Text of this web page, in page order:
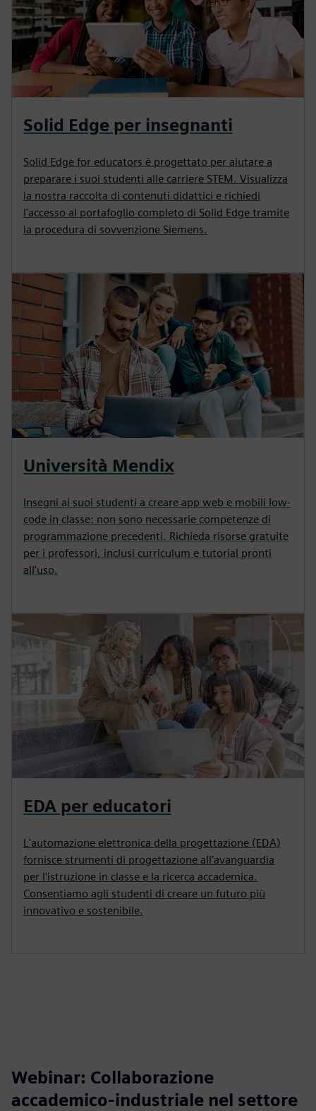
Solid Edge per insegnanti
Solid Edge for educators è progettato per aiutare a
preparare i suoi studenti alle carriere STEM. Visualizza
la nostra raccolta di contenuti didattici e richiedi
l'accesso al portafoglio completo di Solid Edge tramite
la procedura di sovvenzione Siemens.
Università Mendix
Insegni ai suoi studenti a creare app web e mobili low-
code in classe: non sono necessarie competenze di
programmazione precedenti. Richieda risorse gratuite
per i professori, inclusi curriculum e tutorial pronti
all'uso.
EDA per educatori
L'automazione elettronica della progettazione (EDA)
fornisce strumenti di progettazione all'avanguardia
per l'istruzione in classe e la ricerca accademica.
Consentiamo agli studenti di creare un futuro più
innovativo e sostenibile.
Webinar: Collaborazione
accademico-industriale nel settore